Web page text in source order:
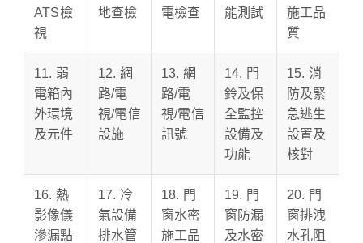
ATS檢
視
地查檢
電檢查
能測試
施工品
質
11. 弱
電箱內
外環境
及元件
12. 網
路/電
視/電信
設施
13. 網
路/電
視/電信
訊號
14. 門
鈴及保
全監控
設備及
功能
15. 消
防及緊
急逃生
設置及
核對
16. 熱
影像儀
滲漏點
17. 冷
氣設備
排水管
18. 門
窗水密
施工品
19. 門
窗防漏
及水密
20. 門
窗排洩
水孔阻